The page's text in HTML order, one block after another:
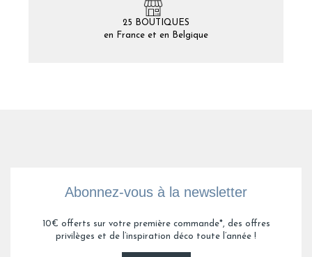
25 BOUTIQUES
en France et en Belgique
Abonnez-vous à la newsletter
10€ offerts sur votre première commande*, des offres
privilèges et de l’inspiration déco toute l’année !